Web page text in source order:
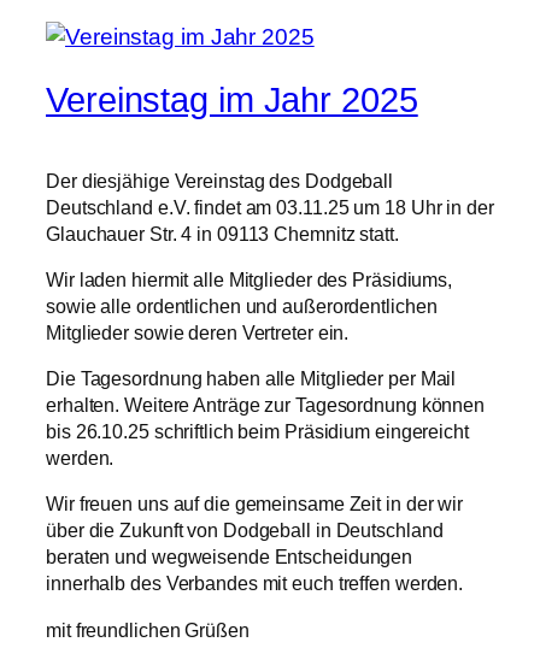
Vereinstag im Jahr 2025
Der diesjähige Vereinstag des Dodgeball
Deutschland e.V. findet am 03.11.25 um 18 Uhr in der
Glauchauer Str. 4 in 09113 Chemnitz statt.
Wir laden hiermit alle Mitglieder des Präsidiums,
sowie alle ordentlichen und außerordentlichen
Mitglieder sowie deren Vertreter ein.
Die Tagesordnung haben alle Mitglieder per Mail
erhalten. Weitere Anträge zur Tagesordnung können
bis 26.10.25 schriftlich beim Präsidium eingereicht
werden.
Wir freuen uns auf die gemeinsame Zeit in der wir
über die Zukunft von Dodgeball in Deutschland
beraten und wegweisende Entscheidungen
innerhalb des Verbandes mit euch treffen werden.
mit freundlichen Grüßen